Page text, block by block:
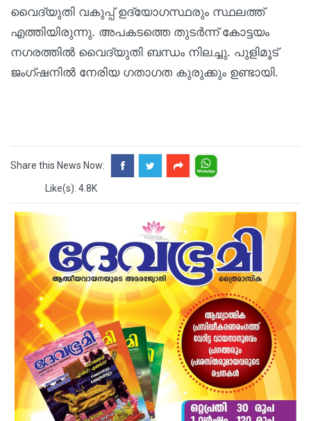
വൈദ്യുതി വകുപ്പ് ഉദ്യോഗസ്ഥരും സ്ഥലത്ത്
എത്തിയിരുന്നു. അപകടത്തെ തുടർന്ന് കോട്ടയം
നഗരത്തിൽ വൈദ്യുതി ബന്ധം നിലച്ചു. പുളിമൂട്
ജംഗ്ഷനിൽ നേരിയ ഗതാഗത കുരുക്കും ഉണ്ടായി.
Share this News Now:
Like(s): 4.8K